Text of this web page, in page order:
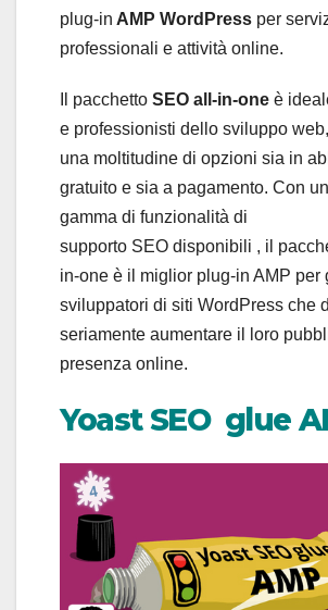
plug-in AMP WordPress per
professionali e attività online.
Il pacchetto SEO all-in-one è
e professionisti dello sviluppo
una moltitudine di opzioni sia in
gratuito e sia a pagamento. Con
gamma di funzionalità di
supporto SEO disponibili , il
in-one è il miglior plug-in AMP per
sviluppatori di siti WordPress che
seriamente aumentare il loro
presenza online.
Yoast SEO glue